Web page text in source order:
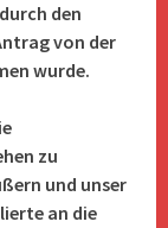
den
von der
wurde.
zu
und unser
an die